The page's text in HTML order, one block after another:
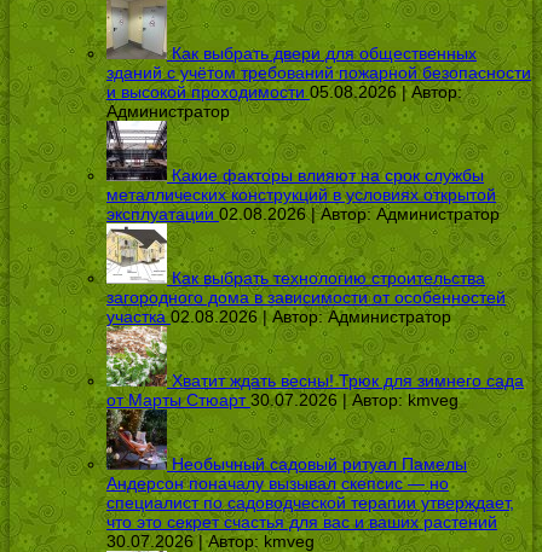
Как выбрать двери для общественных
зданий с учётом требований пожарной безопасности
и высокой проходимости 05.08.2026 | Автор:
Администратор
Какие факторы влияют на срок службы
металлических конструкций в условиях открытой
эксплуатации 02.08.2026 | Автор: Администратор
Как выбрать технологию строительства
загородного дома в зависимости от особенностей
участка 02.08.2026 | Автор:Администратор
Хватит ждать весны! Трюк для зимнего сада
от Марты Стюарт 30.07.2026 | Автор: kmveg
Необычный садовый ритуал Памелы
Андерсон поначалу вызывал скепсис — но
специалист по садоводческой терапии утверждает,
что это секрет счастья для вас и ваших растений
30.07.2026 | Автор: kmveg